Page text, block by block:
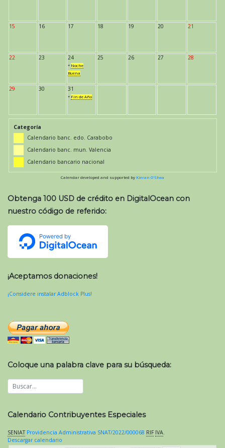
15 16 17 18 19 20 21
22 23 24
* Noche
Buena
25 26 27 28
29 30 31
* Fin de Año
Categoría
Calendario banc. edo. Carabobo
Calendario banc. mun. Valencia
Calendario bancario nacional
Calendar developed and supported by Kieran O'Shea
Obtenga 100 USD de crédito en DigitalOcean con
nuestro código de referido:
¡Aceptamos donaciones!
¡Considere instalar Adblock Plus!
Coloque una palabra clave para su búsqueda:
Calendario Contribuyentes Especiales
SENIAT Providencia Administrativa SNAT/2022/000068 RIF IVA.
Descargar calendario